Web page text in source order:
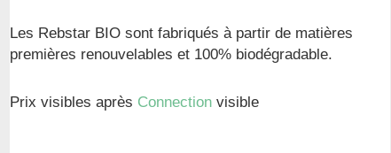
Les Rebstar BIO sont fabriqués à partir de matières
premières renouvelables et 100% biodégradable.
Prix visibles après Connectionvisible